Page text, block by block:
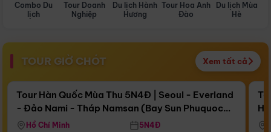
Combo Du
lịch
Tour Doanh
Nghiệp
Du lịch Hành
Hương
Tour Hoa Anh
Đào
Du lịch Mùa
Hè
TOUR GIỜ CHÓT Xem tất cả
Còn17 ngày 11:10:46
Bay Sun Phuquoc Airways
Điểm nổi bật
Tour Hàn Quốc Mùa Thu 5N4Đ | Seoul - Everland
- Đảo Nami - Tháp Namsan (Bay Sun Phuquoc
Airways)
Hồ Chí Minh 5N4Đ